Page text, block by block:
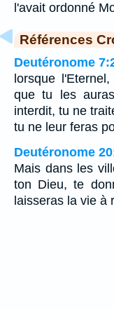
l'avait ordonné
Références
Deutéronome
lorsque
que tu les
interdit, tu ne
tu ne leur feras
Deutéronome
Mais dans les
ton Dieu, te
laisseras la vie à